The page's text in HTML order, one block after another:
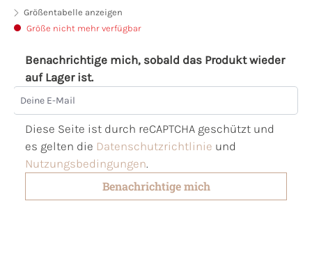
Größentabelle anzeigen
Größe nicht mehr verfügbar
Benachrichtige mich, sobald das Produkt wieder
auf Lager ist.
Deine E-Mail
Diese Seite ist durch reCAPTCHA geschützt und
es gelten die Datenschutzrichtlinie und
Nutzungsbedingungen.
Benachrichtige mich